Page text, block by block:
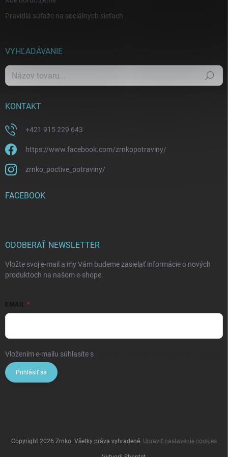
Pravidlá súťaže na sociálnych sieťach
VYHĽADÁVANIE
Hľadať
KONTAKT
+421 915 229 643
https://www.facebook.com/zrnkopotraviny/
zrnko_poctive_potraviny/
FACEBOOK
ODOBERAŤ NEWSLETTER
Vložte svoj e-mail a my Vám budeme zasielať informácie o nových
produktoch na našom e-shope.
EMAIL
Vložením e-mailu súhlasíte s
Prihlásiť sa
Copyright 2026 Zrnko. Všetky práva vyhradené. Upraviť nastavenie cookies